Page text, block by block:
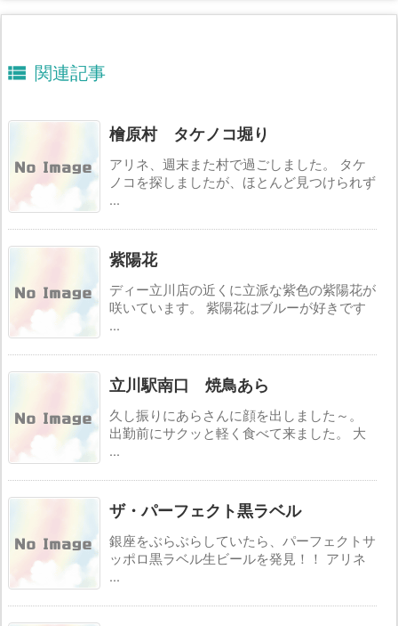
 関連記事
檜原村 タケノコ堀り
アリネ、週末また村で過ごしました。 タケ
ノコを探しましたが、ほとんど見つけられず
...
紫陽花
ディー立川店の近くに立派な紫色の紫陽花が
咲いています。 紫陽花はブルーが好きです
...
立川駅南口 焼鳥あら
久し振りにあらさんに顔を出しました～。
出勤前にサクッと軽く食べて来ました。 大
...
ザ・パーフェクト黒ラベル
銀座をぶらぶらしていたら、パーフェクトサ
ッポロ黒ラベル生ビールを発見！！ アリネ
...